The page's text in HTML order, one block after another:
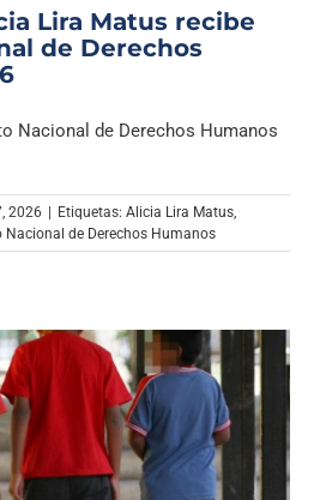
Lira Matus recibe
de Derechos
Nacional de Derechos Humanos
2026 | Etiquetas: Alicia Lira Matus
Nacional de Derechos Humanos